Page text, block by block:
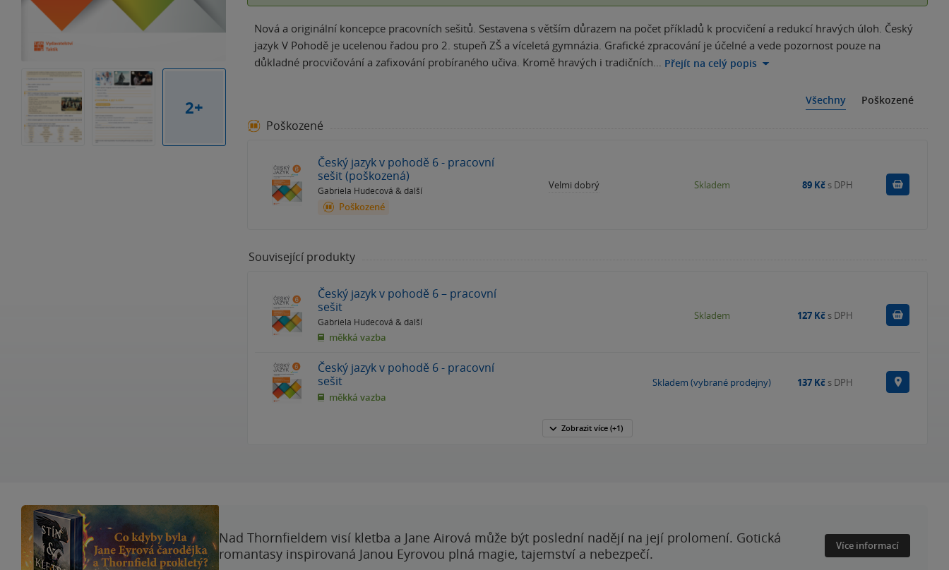
2+
Nová a originální koncepce pracovních sešitů. Sestavena s větším důrazem na počet příkladů k procvičení a redukcí hravých úloh. Český
jazyk V Pohodě je ucelenou řadou pro 2. stupeň ZŠ a víceletá gymnázia. Grafické zpracování je účelné a vede pozornost pouze na
důkladné procvičování a zafixování probíraného učiva. Kromě hravých i tradičních… Přejít na celý popis
Všechny Poškozené
Poškozené
Český jazyk v pohodě 6 - pracovní
sešit (poškozená)
Gabriela Hudecová & další
Poškozené
Velmi dobrý Skladem 89 Kč s DPH
Související produkty
Český jazyk v pohodě 6 – pracovní
sešit
Gabriela Hudecová & další
měkká vazba
Skladem 127 Kč s DPH
Český jazyk v pohodě 6 - pracovní
sešit
měkká vazba
Skladem (vybrané prodejny) 137 Kč s DPH
Zobrazit více (+1)
Nad Thornfieldem visí kletba a Jane Airová může být poslední nadějí na její prolomení. Gotická
romantasy inspirovaná Janou Eyrovou plná magie, tajemství a nebezpečí.
Více informací